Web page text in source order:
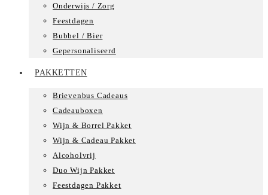
Onderwijs / Zorg
Feestdagen
Bubbel / Bier
Gepersonaliseerd
PAKKETTEN
Brievenbus Cadeaus
Cadeauboxen
Wijn & Borrel Pakket
Wijn & Cadeau Pakket
Alcoholvrij
Duo Wijn Pakket
Feestdagen Pakket